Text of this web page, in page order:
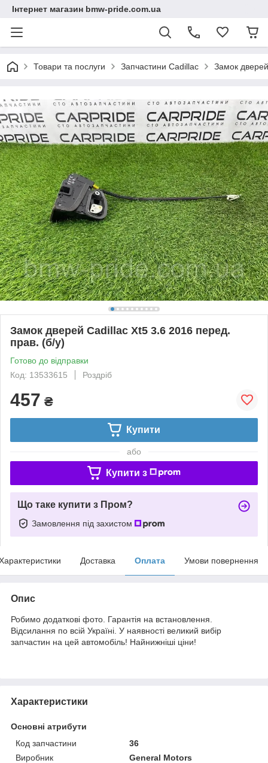
Інтернет магазин bmw-pride.com.ua
Товари та послуги Запчастини Cadillac Замок
Замок дверей Cadillac Xt5 3.6 2016 перед.
прав. (б/у)
Готово до відправки
Код: 13533615
Роздріб
457 ₴
Купити
або
Купити з
Що таке купити з Пром?
Замовлення під захистом
Доставка Оплата Умови повернення
Опис
Робимо додаткові фото. Гарантія на встановлення.
Відсилання по всій Україні. У наявності великий вибір
запчастин на цей автомобіль! Найнижніші ціни!
Характеристики
Основні атрибути
Код запчастини
36
Виробник
General Motors